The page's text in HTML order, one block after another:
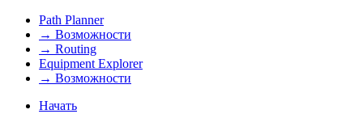
Path Planner
→ Возможности
→ Routing
Equipment Explorer
→ Возможности
Начать